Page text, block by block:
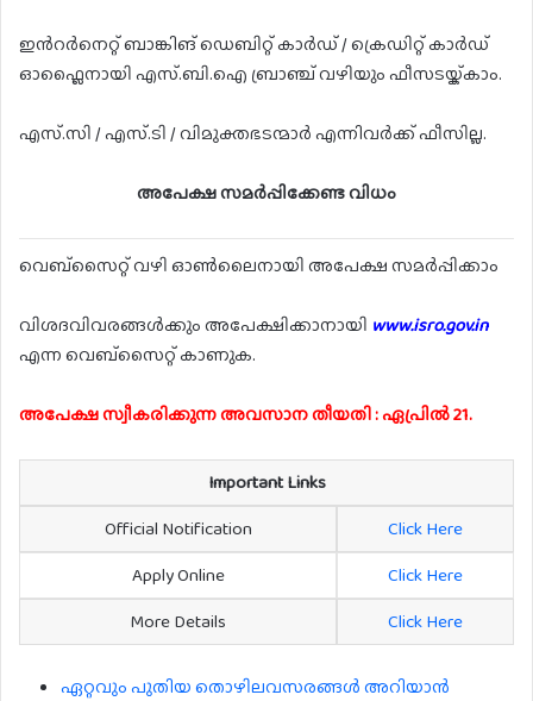
ഇൻറർനെറ്റ് ബാങ്കിങ് ഡെബിറ്റ് കാർഡ് / ക്രെഡിറ്റ് കാർഡ്
ഓഫ്ലൈനായി എസ്.ബി.ഐ ബ്രാഞ്ച് വഴിയും ഫീസടയ്ക്കാം.
എസ്.സി / എസ്.ടി / വിമുക്തഭടന്മാർ എന്നിവർക്ക് ഫീസില്ല.
അപേക്ഷ സമർപ്പിക്കേണ്ട വിധം
വെബ്സൈറ്റ് വഴി ഓൺലൈനായി അപേക്ഷ സമർപ്പിക്കാം
വിശദവിവരങ്ങൾക്കും അപേക്ഷിക്കാനായി www.isro.gov.in
എന്ന വെബ്സൈറ്റ് കാണുക.
അപേക്ഷ സ്വീകരിക്കുന്ന അവസാന തീയതി : ഏപ്രിൽ 21.
Important Links
Official Notification
Click Here
Apply Online
Click Here
More Details
Click Here
ഏറ്റവും പുതിയ തൊഴിലവസരങ്ങൾ അറിയാൻ